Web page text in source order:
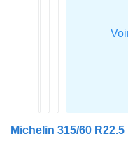
Michelin 315/60 R22.5